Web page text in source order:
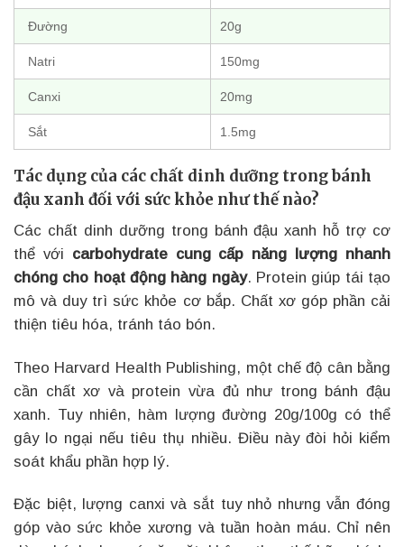
Đường 20g
Natri 150mg
Canxi 20mg
Sắt 1.5mg
Tác dụng của các chất dinh dưỡng trong bánh
đậu xanh đối với sức khỏe như thế nào?
Các chất dinh dưỡng trong bánh đậu xanh hỗ trợ cơ
thể với carbohydrate cung cấp năng lượng nhanh
chóng cho hoạt động hàng ngày. Protein giúp tái tạo
mô và duy trì sức khỏe cơ bắp. Chất xơ góp phần cải
thiện tiêu hóa, tránh táo bón.
Theo Harvard Health Publishing, một chế độ cân bằng
cần chất xơ và protein vừa đủ như trong bánh đậu
xanh. Tuy nhiên, hàm lượng đường 20g/100g có thể
gây lo ngại nếu tiêu thụ nhiều. Điều này đòi hỏi kiểm
soát khẩu phần hợp lý.
Đặc biệt, lượng canxi và sắt tuy nhỏ nhưng vẫn đóng
góp vào sức khỏe xương và tuần hoàn máu. Chỉ nên